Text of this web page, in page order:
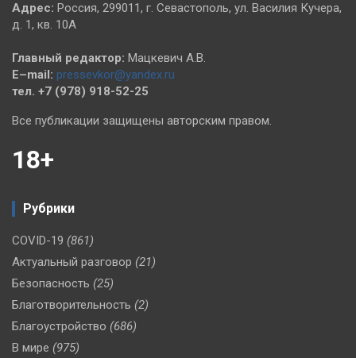
Адрес: Россия, 299011, г. Севастополь, ул. Василия Кучера,
д. 1, кв. 10А
Главный редактор: Мацкевич А.В.
E–mail: pressevkor@yandex.ru
тел. +7 (978) 918-52-25
Все публикации защищены авторским правом.
18+
Рубрики
COVID-19 (861)
Актуальный разговор (21)
Безопасность (25)
Благотворительность (2)
Благоустройство (686)
В мире (975)